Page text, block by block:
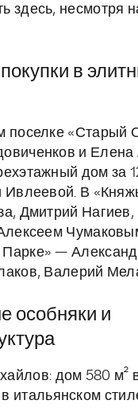
здесь, несмотря
в
поселке «Старый
и Елена
дом за
Ивлеевой. В
Дмитрий
—
Валерий
особняки и
дом 580 м²
итальянском